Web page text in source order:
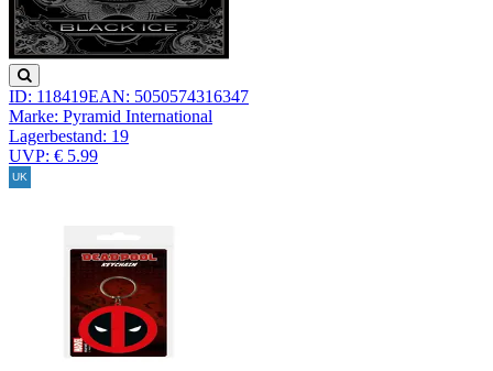
ID: 118419EAN: 5050574316347
Marke: Pyramid International
Lagerbestand: 19
UVP: € 5.99